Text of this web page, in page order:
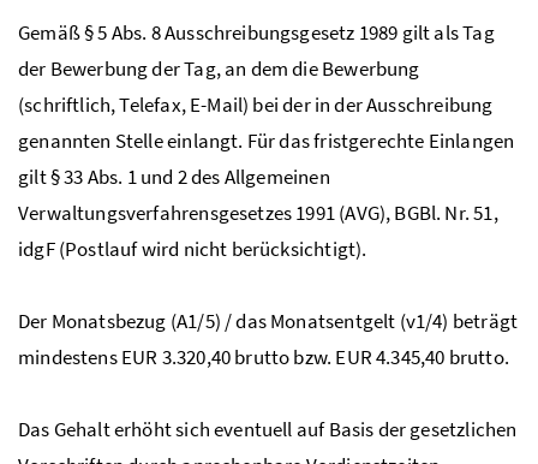
Gemäß § 5Abs. 8 Ausschreibungsgesetz 1989 gilt als Tag
der Bewerbung der Tag, an dem die Bewerbung
(schriftlich, Telefax, E-Mail) bei der in der Ausschreibung
genannten Stelle einlangt. Für das fristgerechte Einlangen
gilt § 33 Abs. 1 und 2 des Allgemeinen
Verwaltungsverfahrensgesetzes 1991 (AVG),BGBl. Nr.51,
idgF(Postlauf wird nicht berücksichtigt).
Der Monatsbezug (A1/5) / das Monatsentgelt (v1/4) beträgt
mindestens EUR 3.320,40 brutto bzw. EUR 4.345,40 brutto.
Das Gehalt erhöht sich eventuell auf Basis der gesetzlichen